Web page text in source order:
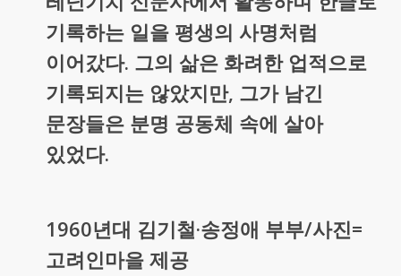
기록하는 일을 평생의 사명처럼
이어갔다. 그의 삶은 화려한 업적으로
기록되지는 않았지만, 그가 남긴
문장들은 분명 공동체 속에 살아
있었다.
1960년대 김기철·송정애 부부/사진=
고려인마을 제공